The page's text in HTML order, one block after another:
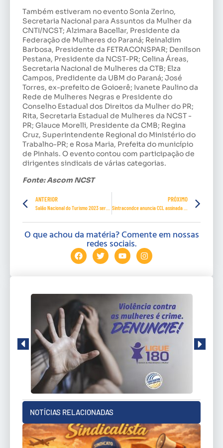
Também estiveram no evento Sonia Zerino,
Secretaria Nacional para Assuntos da Mulher da
CNTI/NCST; Alzimara Bacellar, Presidente da
Federação de Mulheres do Paraná; Reinaldim
Barbosa, Presidente da FETRACONSPAR; Denilson
Pestana, Presidente da NCST-PR; Celina Áreas,
Secretaria Nacional de Mulheres da CTB; Elza
Campos, Predidente da UBM do Paraná; José
Torres, ex-prefeito de Goioerê; Ivanete Paulino da
Rede de Mulheres Negras e Presidente do
Conselho Estadual dos Direitos da Mulher do PR;
Rita, Secretaria Estadual de Mulheres da NCST -
PR; Glauce Morelli, Presidente da CMB; Regina
Cruz, Superintendente Regional do Ministério do
Trabalho-PR; e Rosa Maria, Prefeita do município
de Pinhais. O evento contou com participação de
dirigentes sindicais de várias categorias.
Fonte: Ascom NCST
ANTERIOR PRÓXIMO
O que achou da matéria? Comente em nossas
redes sociais.
NOTÍCIAS RELACIONADAS